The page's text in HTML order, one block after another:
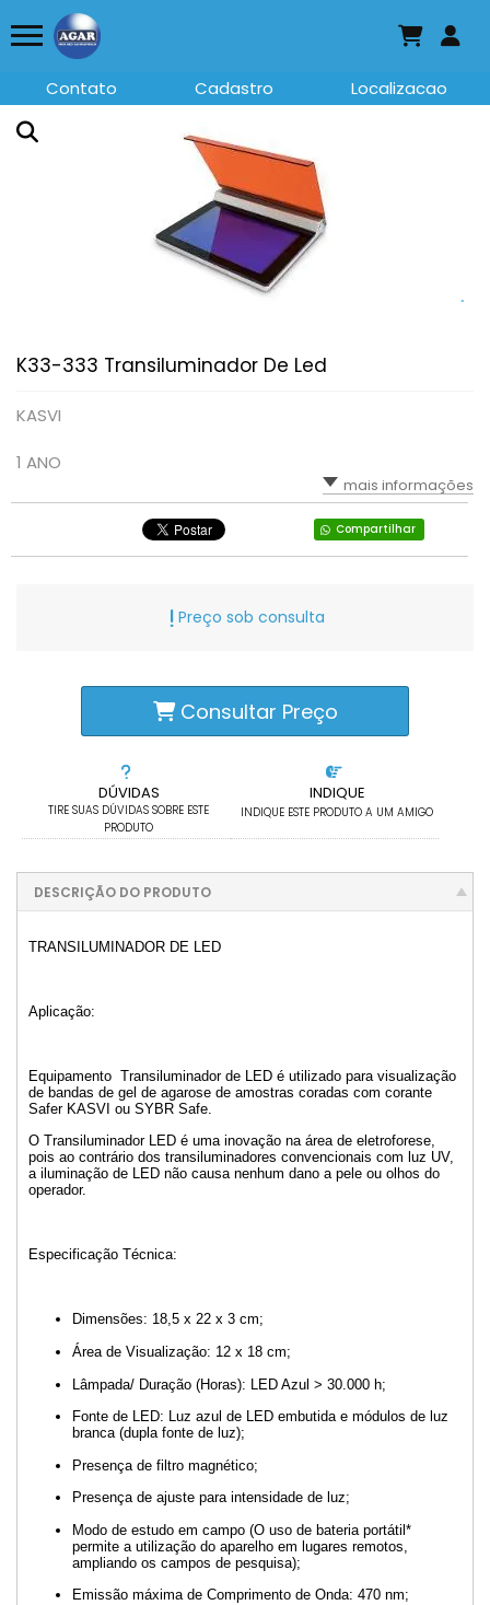
Contato Cadastro Localizacao
K33-333 Transiluminador De Led
KASVI
1 ANO
mais informações
Compartilhar
DÚVIDAS
TIRE SUAS DÚVIDAS SOBRE ESTE
PRODUTO
INDIQUE
INDIQUE ESTE PRODUTO A UM AMIGO
Preço sob consulta
Consultar Preço
DESCRIÇÃO DO PRODUTO
TRANSILUMINADOR DE LED
Aplicação:
Equipamento Transiluminador de LED é utilizado para visualização
de bandas de gel de agarose de amostras coradas com corante
Safer KASVI ou SYBR Safe.
O Transiluminador LED é uma inovação na área de eletroforese,
pois ao contrário dos transiluminadores convencionais com luz UV,
a iluminação de LED não causa nenhum dano a pele ou olhos do
operador.
Especificação Técnica:
Dimensões: 18,5 x 22 x 3 cm;
Área de Visualização: 12 x 18 cm;
Lâmpada/ Duração (Horas): LED Azul > 30.000 h;
Fonte de LED: Luz azul de LED embutida e módulos de luz
branca (dupla fonte de luz);
Presença de filtro magnético;
Presença de ajuste para intensidade de luz;
Modo de estudo em campo (O uso de bateria portátil*
permite a utilização do aparelho em lugares remotos,
ampliando os campos de pesquisa);
Emissão máxima de Comprimento de Onda: 470 nm;